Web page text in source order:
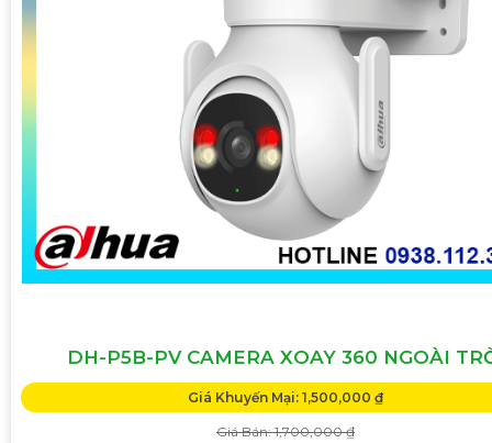
DH-P5B-PV CAMERA XOAY 360 NGOÀI
Giá Khuyến Mại: 1,500,000 ₫
Giá Bán: 1,700,000 ₫